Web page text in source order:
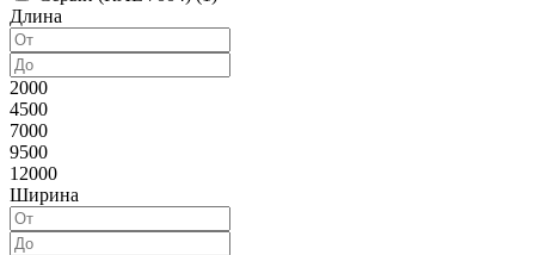
Длина
2000
4500
7000
9500
12000
Ширина